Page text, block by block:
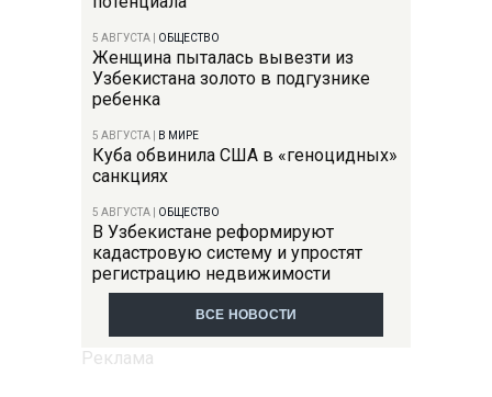
5 АВГУСТА ОБЩЕСТВО
Женщина пыталась вывезти из
Узбекистана золото в подгузнике
ребенка
5 АВГУСТА В МИРЕ
Куба обвинила США в «геноцидных»
санкциях
5 АВГУСТА ОБЩЕСТВО
В Узбекистане реформируют
кадастровую систему и упростят
регистрацию недвижимости
ВСЕ НОВОСТИ